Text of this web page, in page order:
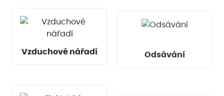
Vzduchové nářadí Odsávání